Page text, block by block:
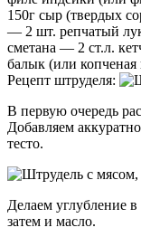
150г сыр (твердых
— 2 шт. репчатый
сметана — 2 ст.л.
балык (или
Рецепт штруделя:
В первую очередь
Добавляем
тесто.
Делаем углубление в
затем и масло.